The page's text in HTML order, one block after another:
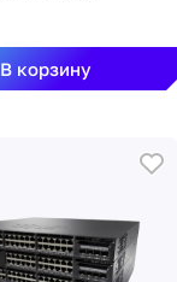
В корзину